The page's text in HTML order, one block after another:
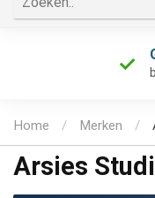
Home / Merken /
Arsies